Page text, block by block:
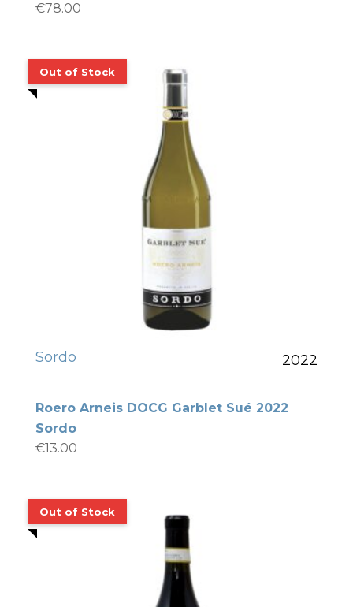
€78.00
Sordo 2022
Roero Arneis DOCG Garblet Sué 2022
Sordo
€13.00